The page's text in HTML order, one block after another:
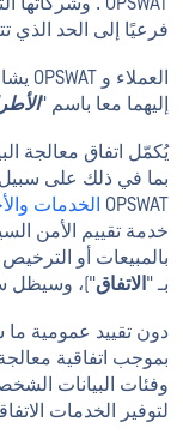
فرعيًا إلى الحد الذي
العملاء و OPSWAT يشار إلى كل منهما هنا باسم "
إليهما معا باسم "
يُكمّل اتفاق معالجة
بما في ذلك على سبيل
OPSWAT الخدمات
بالمبيعات أو
بـ " الاتفاق")، وسيظل
دون تقييد عمومية
بموجب اتفاقية معالجة
وفئات البيانات
لتوفير الخدمات